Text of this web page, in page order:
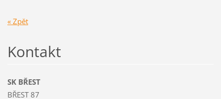
« Zpět
Kontakt
SK BŘEST
BŘEST 87